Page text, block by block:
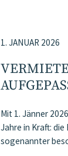
1. JANUAR 2026
Mit 1. Jänner
Jahre in Kraft:
sogenannter